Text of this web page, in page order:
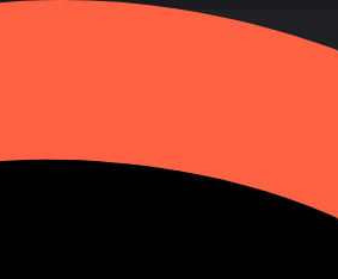
und seinen aktuellen
stabile Leistung. Finden Sie